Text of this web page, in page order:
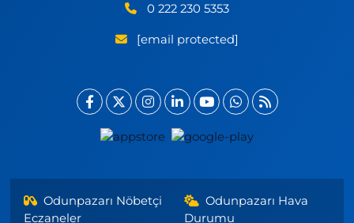
0 222 230 5353
[email protected]
Odunpazarı Nöbetçi
Eczaneler
Odunpazarı Hava
Durumu